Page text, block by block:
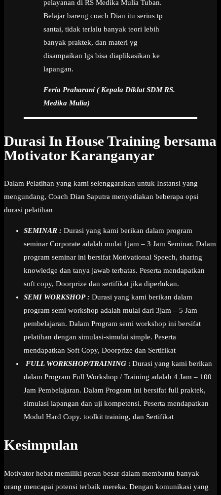
pelayanan di RS Medika Mulia Tuban.
Belajar bareng coach Dian itu serius tp
santai, tidak terlalu banyak teori lebih
banyak praktek, dan materi yg
disampaikan lgs bisa diaplikasikan ke
lapangan.
Feria Praharani ( Kepala Diklat SDM RS.
Medika Mulia)
Durasi In House Training bersama
Motivator Karanganyar
Dalam Pelatihan yang kami selenggarakan untuk Instansi yang
mengundang, Coach Dian Saputra menyediakan beberapa opsi
durasi pelatihan
SEMINAR : Durasi yang kami berikan dalam program
seminar Corporate adalah mulai 1jam – 3 Jam Seminar. Dalam
program seminar ini bersifat Motivational Speech, sharing
knowledge dan tanya jawab terbatas. Peserta mendapatkan
soft copy, Doorprize dan sertifikat jika diperlukan.
SEMI WORKSHOP : Durasi yang kami berikan dalam
program semi workshop adalah mulai dari 3jam – 5 Jam
pembelajaran. Dalam Program semi workshop ini bersifat
pelatihan dengan simulasi-simulai simple. Peserta
mendapatkan Soft Copy, Doorprize dan Sertifikat
FULL WORKSHOP/TRAINING : Durasi yang kami berikan
dalam Program Full Workshop / Training adalah 4 Jam – 100
Jam Pembelajaran. Dalam Program ini bersifat full praktek,
simulasi lapangan dan uji kompetensi. Peserta mendapatkan
Modul Hard Copy. toolkit training, dan Sertifikat
Kesimpulan
Motivator hebat memiliki peran besar dalam membantu banyak
orang mencapai potensi terbaik mereka. Dengan komunikasi yang